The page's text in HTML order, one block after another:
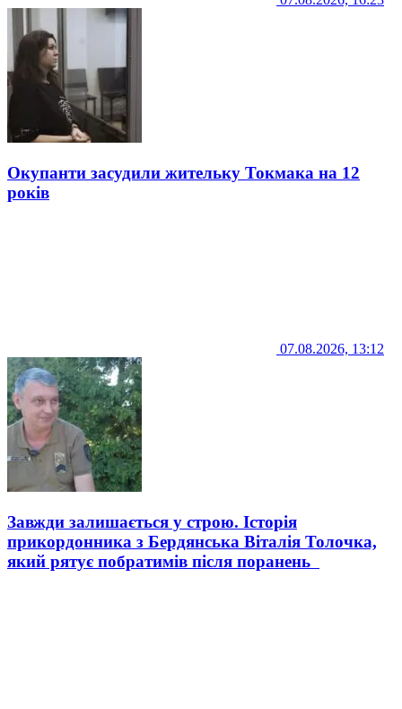
Окупанти засудили жительку Токмака на 12
років
07.08.2026, 13:12
Завжди залишається у строю. Історія
прикордонника з Бердянська Віталія Толочка,
який рятує побратимів після поранень